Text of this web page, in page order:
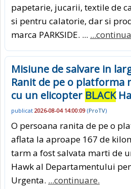
papetarie, jucarii, textile de
si pentru calatorie, dar si
marca PARKSIDE. ...
Misiune de salvare in
Ranit de pe o platforma
cu un elicopter BLACK
publicat 2026-08-04 14:00:09 (ProTV)
O persoana ranita de pe o
aflata la aproape 167 de
tarm a fost salvata marti de
Hawk al Departamentului
Urgenta. ...continuare.